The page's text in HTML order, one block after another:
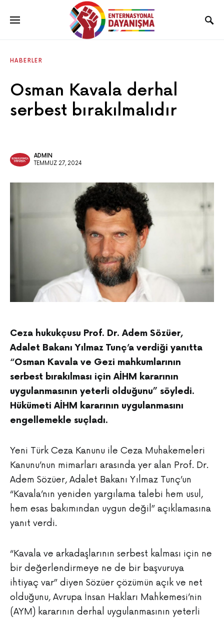
HABERLER
Osman Kavala derhal
serbest bırakılmalıdır
ADMIN
TEMMUZ 27, 2024
Ceza hukukçusu Prof. Dr. Adem Sözüer,
Adalet Bakanı Yılmaz Tunç’a verdiği yanıtta
“Osman Kavala ve Gezi mahkumlarının
serbest bırakılması için AİHM kararının
uygulanmasının yeterli olduğunu” söyledi.
Hükümeti AİHM kararının uygulanmasını
engellemekle suçladı.
Yeni Türk Ceza Kanunu ile Ceza Muhakemeleri
Kanunu’nun mimarları arasında yer alan Prof. Dr.
Adem Sözüer, Adalet Bakanı Yılmaz Tunç’un
“Kavala’nın yeniden yargılama talebi hem usul,
hem esas bakımından uygun değil” açıklamasına
yanıt verdi.
“Kavala ve arkadaşlarının serbest kalması için ne
bir değerlendirmeye ne de bir başvuruya
ihtiyaç var” diyen Sözüer çözümün açık ve net
olduğunu, Avrupa İnsan Hakları Mahkemesi’nin
(AYM) kararının derhal uygulanmasının yeterli